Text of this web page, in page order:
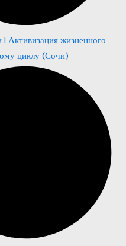
Активизация жизненного
циклу (Сочи)